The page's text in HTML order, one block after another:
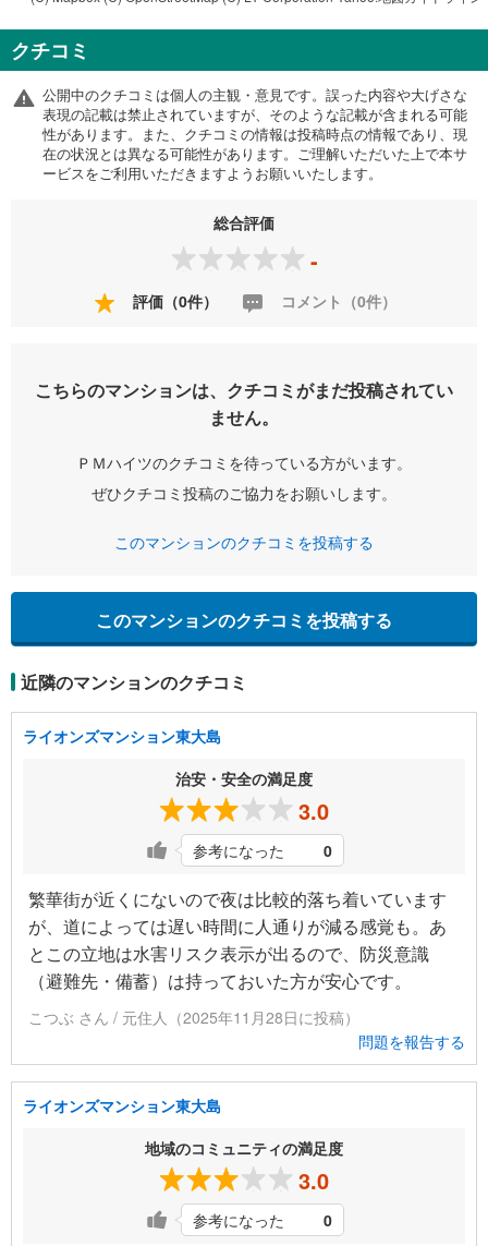
クチコミ
公開中のクチコミは個人の主観・意見です。誤った内容や大げさな
表現の記載は禁止されていますが、そのような記載が含まれる可能
性があります。また、クチコミの情報は投稿時点の情報であり、現
在の状況とは異なる可能性があります。ご理解いただいた上で本サ
ービスをご利用いただきますようお願いいたします。
総合評価
-
評価（0件） コメント（0件）
こちらのマンションは、クチコミがまだ投稿されてい
ません。
ＰＭハイツのクチコミを待っている方がいます。
ぜひクチコミ投稿のご協力をお願いします。
このマンションのクチコミを投稿する
このマンションのクチコミを投稿する
近隣のマンションのクチコミ
ライオンズマンション東大島
治安・安全の満足度
3.0
参考になった 0
繁華街が近くにないので夜は比較的落ち着いています
が、道によっては遅い時間に人通りが減る感覚も。あ
とこの立地は水害リスク表示が出るので、防災意識
（避難先・備蓄）は持っておいた方が安心です。
こつぶ さん / 元住人（2025年11月28日に投稿）
問題を報告する
ライオンズマンション東大島
地域のコミュニティの満足度
3.0
参考になった 0